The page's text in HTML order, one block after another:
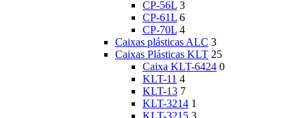
CP-56L 3
CP-61L 6
CP-70L 4
Caixas plásticas ALC 3
Caixas Plásticas KLT 25
Caixa KLT-6424 0
KLT-11 4
KLT-13 7
KLT-3214 1